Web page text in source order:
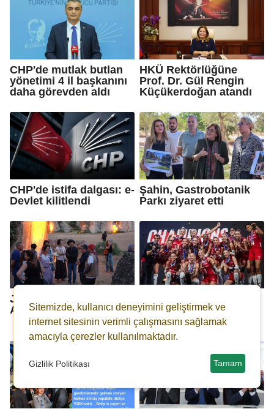
CHP'de mutlak butlan
yönetimi 4 il başkanını
daha görevden aldı
HKÜ Rektörlüğüne
Prof. Dr. Gül Rengin
Küçükerdoğan atandı
CHP'de istifa dalgası: e-
Devlet kilitlendi
Şahin, Gastrobotanik
Parkı ziyaret etti
Japon heyetten Dülük
Antik Kenti'ne ziyaret
şampiyon Filenin
Sultanları
Sitemizde, kullanıcı deneyimini geliştirmek ve
internet sitesinin verimli çalışmasını sağlamak
amacıyla çerezler kullanılmaktadır.
Gizlilik Politikası Tamam